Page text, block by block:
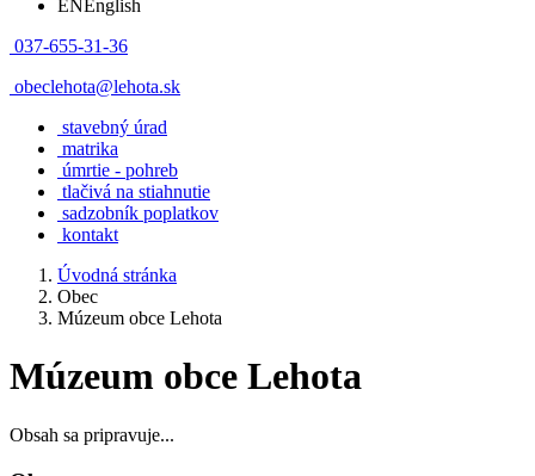
ENEnglish
037-655-31-36
obeclehota@lehota.sk
stavebný úrad
matrika
úmrtie - pohreb
tlačivá na stiahnutie
sadzobník poplatkov
kontakt
Úvodná stránka
Obec
Múzeum obce Lehota
Múzeum obce Lehota
Obsah sa pripravuje...